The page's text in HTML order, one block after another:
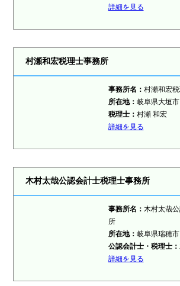
詳細を見る
村瀬和宏税理士事務所
事務所名： 村瀬和宏
所在地： 岐阜県大垣市
税理士： 村瀬 和宏
詳細を見る
木村太哉公認会計士税理士事務所
事務所名： 木村太哉
所
所在地： 岐阜県瑞穂市
公認会計士・税理士：
詳細を見る